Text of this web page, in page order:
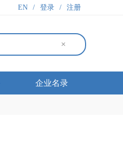
EN / 登录 / 注册
×
企业名录